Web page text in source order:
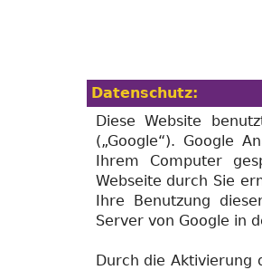
Datenschutz:
Diese Website
(„Google“). Google
Ihrem Computer
Webseite durch Sie
Ihre Benutzung
Server von Google in
Durch die Aktivierung